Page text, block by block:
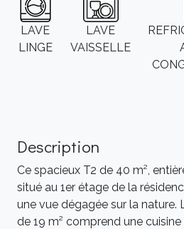
LAVE
LINGE
LAVE
VAISSELLE
Description
Ce spacieux T2 de 40 m²,
situé au 1er étage de la
une vue dégagée sur la nature.
de 19 m² comprend une